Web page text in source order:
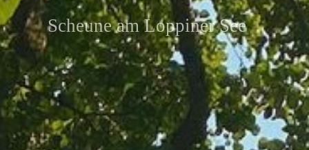
Scheune am Loppiner See